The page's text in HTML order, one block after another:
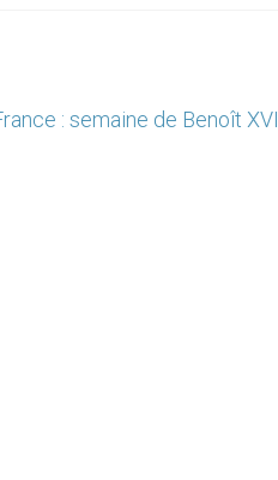
: semaine de Benoît XVI